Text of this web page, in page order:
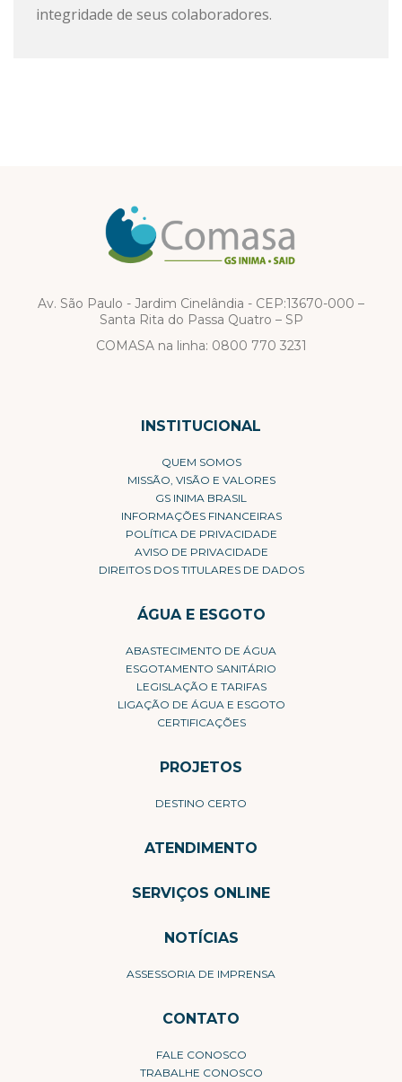
integridade de seus colaboradores.
Av. São Paulo - Jardim Cinelândia - CEP:13670-000 –
Santa Rita do Passa Quatro – SP
COMASA na linha: 0800 770 3231
INSTITUCIONAL
QUEM SOMOS
MISSÃO, VISÃO E VALORES
GS INIMA BRASIL
INFORMAÇÕES FINANCEIRAS
POLÍTICA DE PRIVACIDADE
AVISO DE PRIVACIDADE
DIREITOS DOS TITULARES DE DADOS
ÁGUA E ESGOTO
ABASTECIMENTO DE ÁGUA
ESGOTAMENTO SANITÁRIO
LEGISLAÇÃO E TARIFAS
LIGAÇÃO DE ÁGUA E ESGOTO
CERTIFICAÇÕES
PROJETOS
DESTINO CERTO
ATENDIMENTO
SERVIÇOS ONLINE
NOTÍCIAS
ASSESSORIA DE IMPRENSA
CONTATO
FALE CONOSCO
TRABALHE CONOSCO